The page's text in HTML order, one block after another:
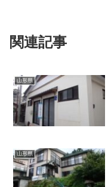
関連記事
山形県
山形県